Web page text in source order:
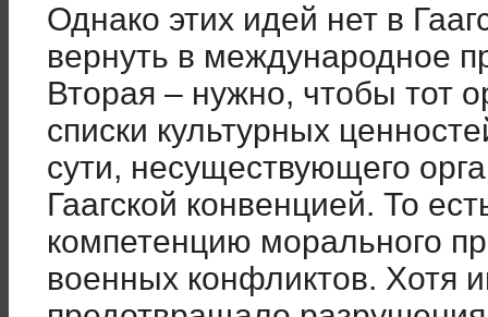
Однако этих идей нет в
вернуть в международное
Вторая – нужно, чтобы тот
списки культурных
сути, несуществующего
Гаагской конвенцией. То
компетенцию морального
военных конфликтов. Хотя